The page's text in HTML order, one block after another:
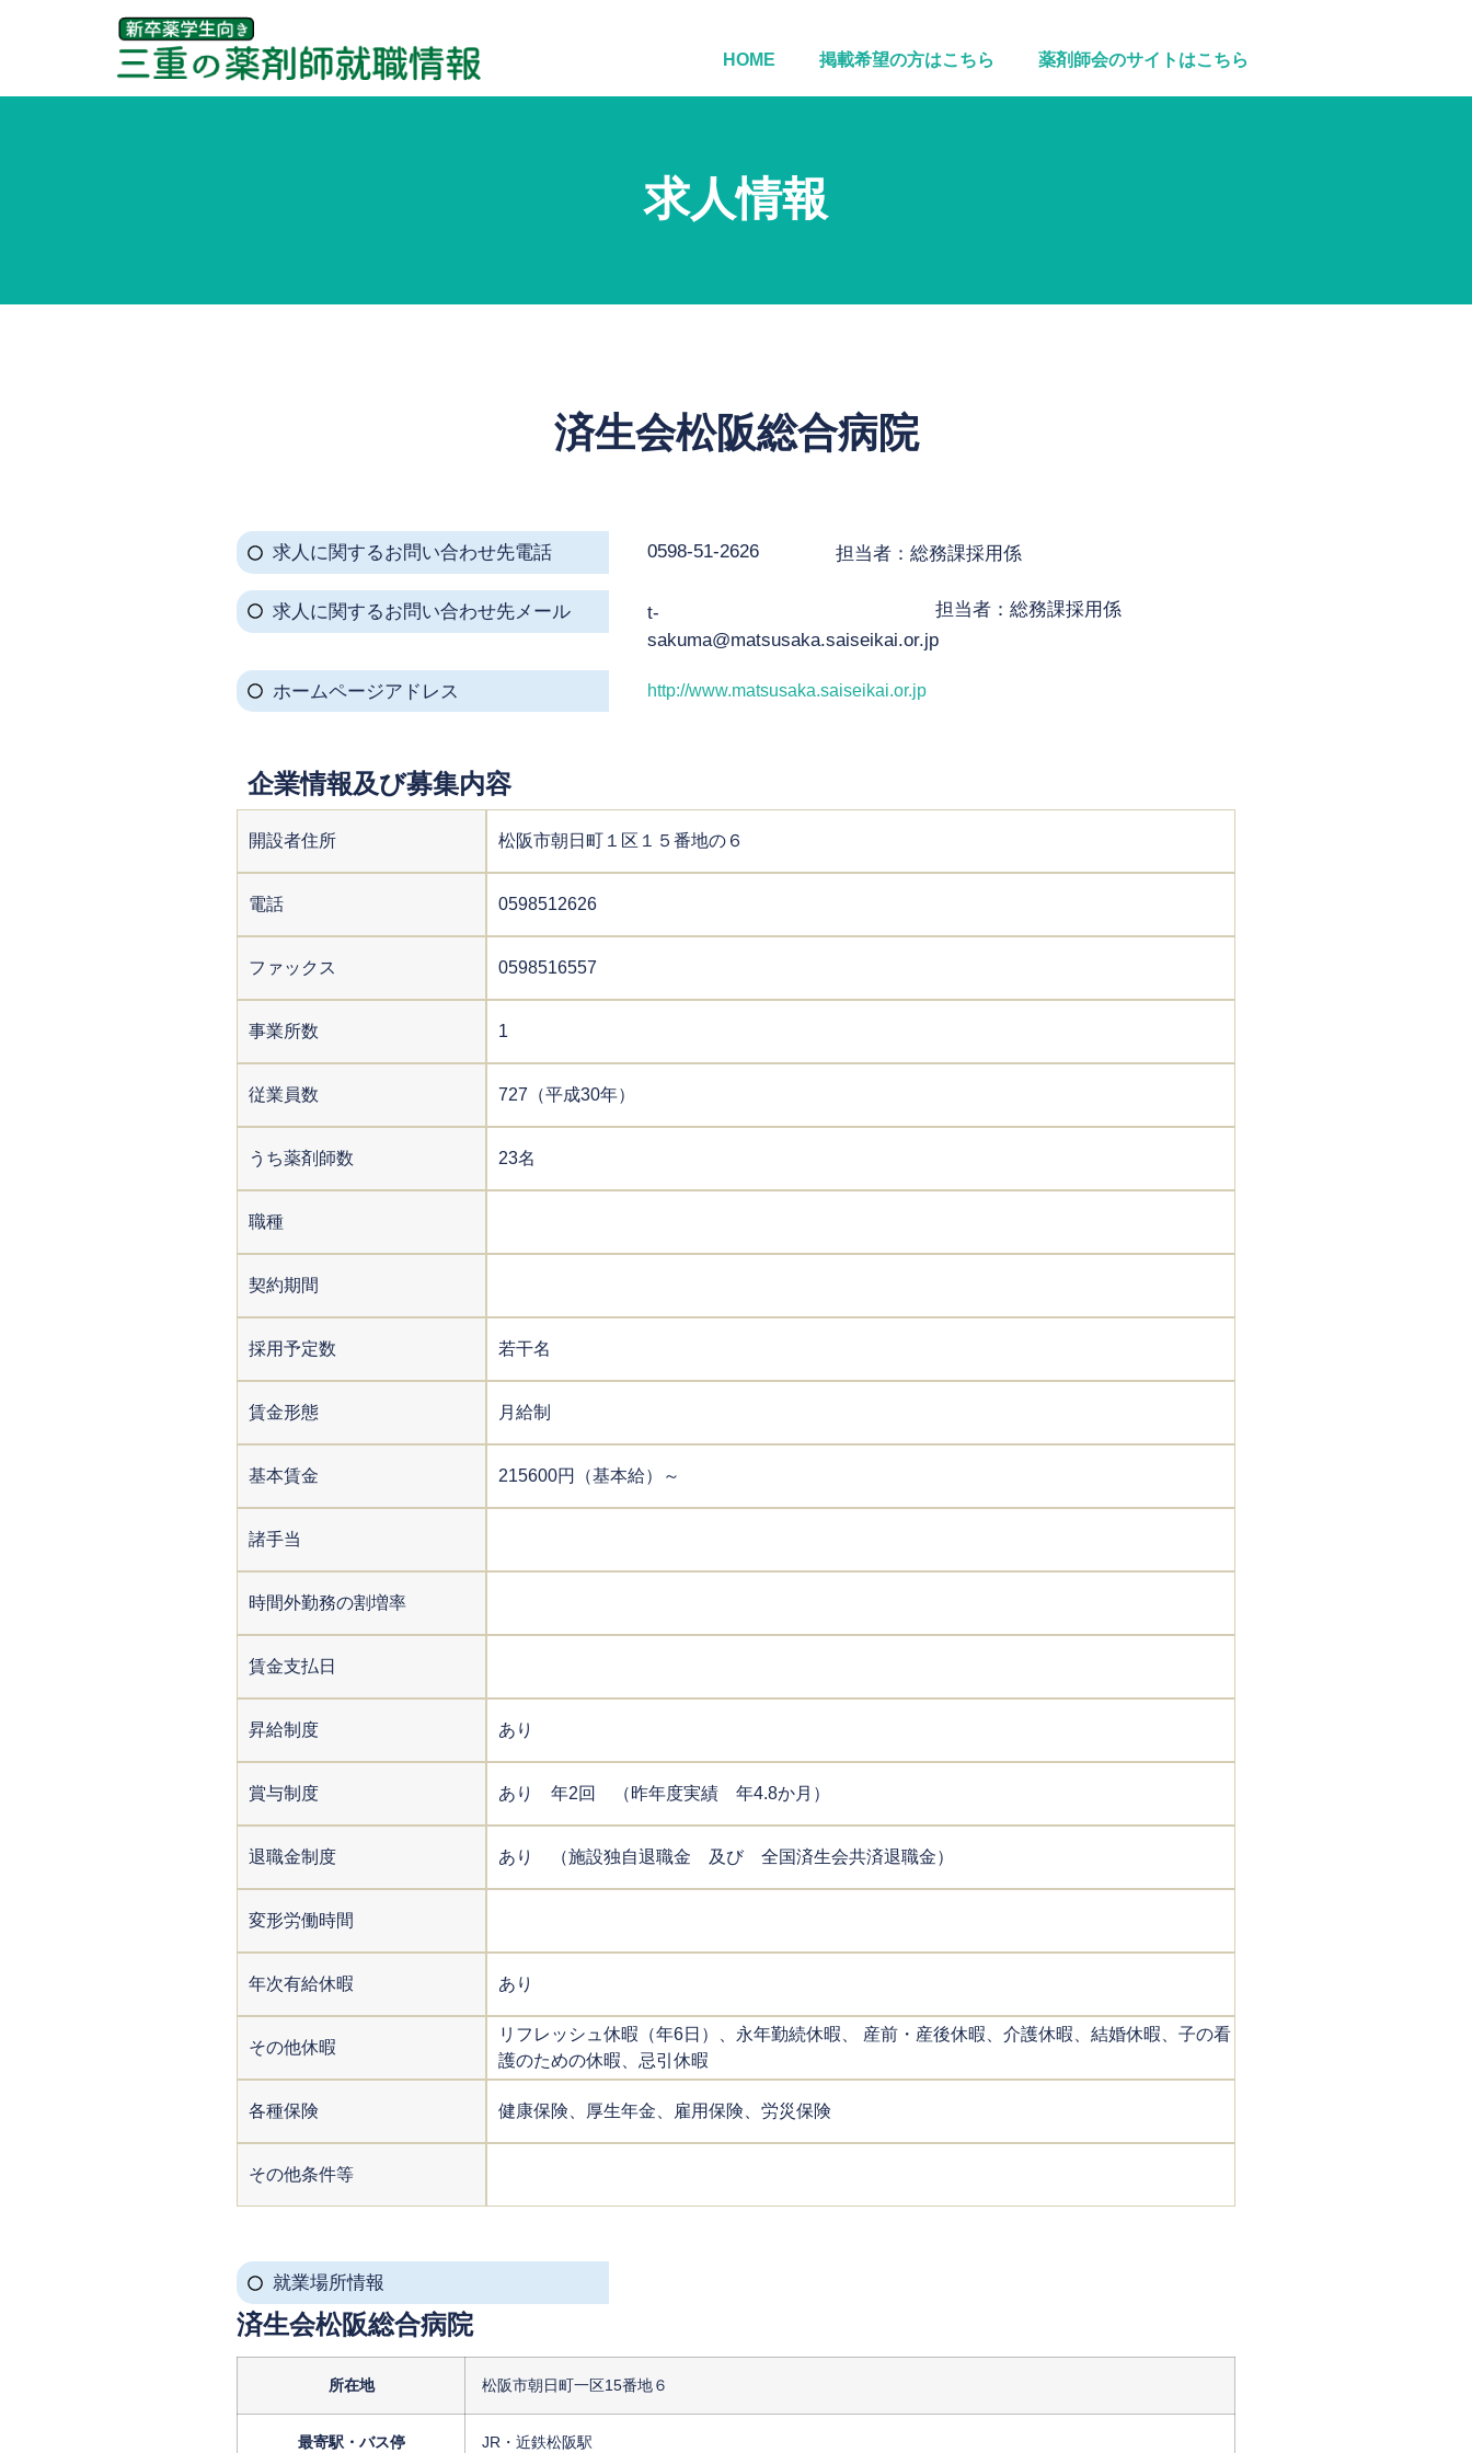
HOME 掲載希望の方はこちら 薬剤師会のサイトはこちら
求人情報
済生会松阪総合病院
求人に関するお問い合わせ先電話 0598-51-2626 担当者：総務課採用係
求人に関するお問い合わせ先メール
t-
sakuma@matsusaka.saiseikai.or.jp
担当者：総務課採用係
ホームページアドレス http://www.matsusaka.saiseikai.or.jp
企業情報及び募集内容
開設者住所 松阪市朝日町１区１５番地の６
電話 0598512626
ファックス 0598516557
事業所数 1
従業員数 727（平成30年）
うち薬剤師数 23名
職種
契約期間
採用予定数 若干名
賃金形態 月給制
基本賃金 215600円（基本給）～
諸手当
時間外勤務の割増率
賃金支払日
昇給制度 あり
賞与制度 あり 年2回 （昨年度実績 年4.8か月）
退職金制度 あり （施設独自退職金 及び 全国済生会共済退職金）
変形労働時間
年次有給休暇 あり
その他休暇
リフレッシュ休暇（年6日）、永年勤続休暇、 産前・産後休暇、介護休暇、結婚休暇、子の看
護のための休暇、忌引休暇
各種保険 健康保険、厚生年金、雇用保険、労災保険
その他条件等
就業場所情報
済生会松阪総合病院
所在地 松阪市朝日町一区15番地６
最寄駅・バス停 JR・近鉄松阪駅